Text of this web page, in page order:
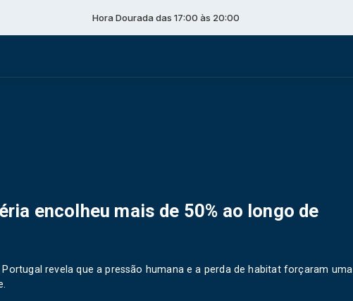
Hora Dourada das 17:00 às 20:00
encolheu mais de 50% ao longo de
revela que a pressão humana e a perda de habitat forçaram uma